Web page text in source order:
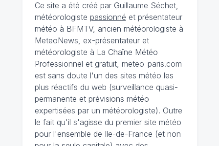
Ce site a été créé par Guillaume Séchet,
météorologiste passionné et présentateur
météo à BFMTV, ancien météorologiste à
MeteoNews, ex-présentateur et
météorologiste à La Chaîne Météo
Professionnel et gratuit, meteo-paris.com
est sans doute l'un des sites météo les
plus réactifs du web (surveillance quasi-
permanente et prévisions météo
expertisées par un météorologiste). Outre
le fait qu'il s'agisse du premier site météo
pour l'ensemble de Ile-de-France (et non